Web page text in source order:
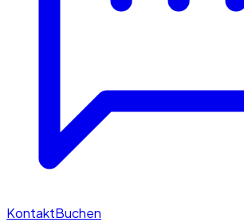
KontaktBuchen